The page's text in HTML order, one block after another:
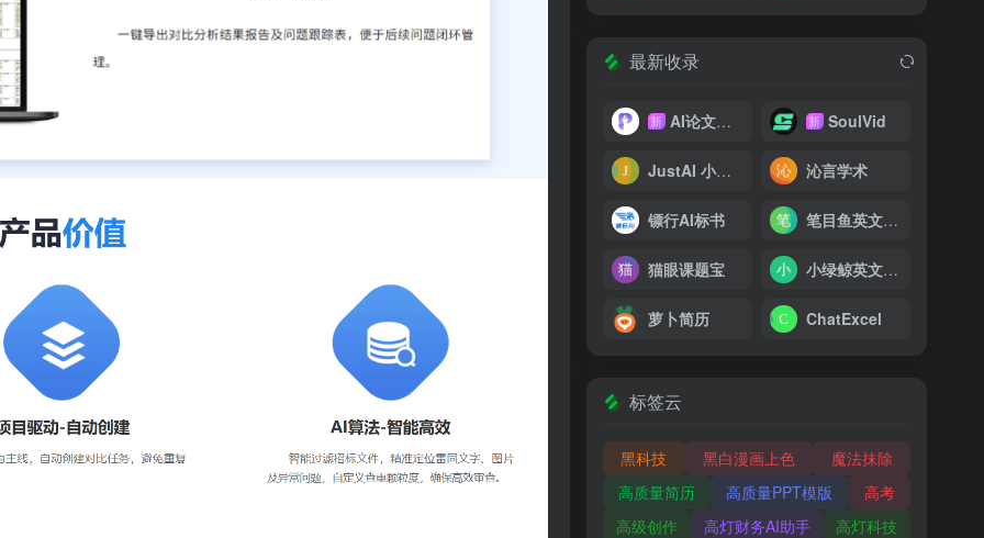
最新收录
新 AI论文写作 新 SoulVid
JustAI 小加同学 沁言学术
镖行AI标书 笔目鱼英文论文写作器
猫眼课题宝 小绿鲸英文文献阅读器
萝卜简历 ChatExcel
标签云
黑科技 黑白漫画上色
魔法抹除
高质量简历
高质量PPT模版
高考
高级创作
高灯财务AI助手
高灯科技